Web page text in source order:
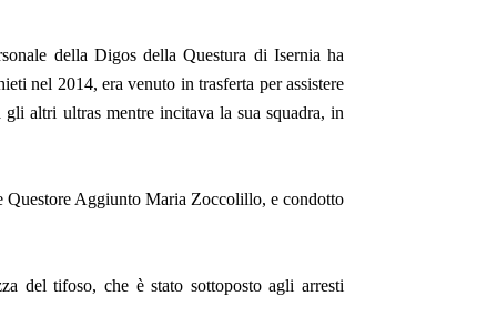
della Digos della Questura di Isernia ha
nel 2014, era venuto in trasferta per assistere
altri ultras mentre incitava la sua squadra, in
Questore Aggiunto Maria Zoccolillo, e condotto
del tifoso, che è stato sottoposto agli arresti